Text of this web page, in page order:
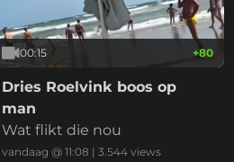
00:15 +80
Dries Roelvink boos op
man
Wat flikt die nou
vandaag @ 11:08 |3.544 views